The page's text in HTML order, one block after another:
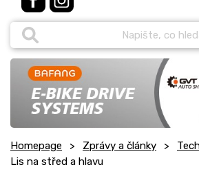
Homepage Zprávy a články
Lis na střed a hlavu